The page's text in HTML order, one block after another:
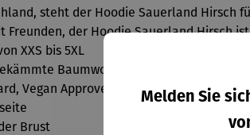
steht der Hoodie Sauerland Hirsch
Freunden, der Hoodie Sauerland Hirsch
XXS bis 5XL
Baumwolle
Vegan Approved
Brust
Melden Sie